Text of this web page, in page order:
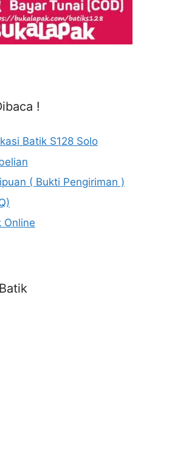
!
Batik S128 Solo
( Bukti Pengiriman )
Online